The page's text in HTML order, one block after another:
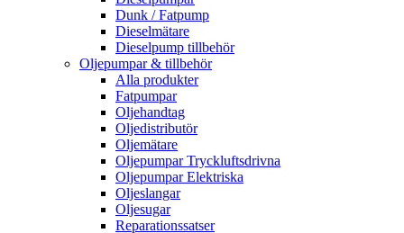
Dunk / Fatpump
Dieselmätare
Dieselpump tillbehör
Oljepumpar & tillbehör
Alla produkter
Fatpumpar
Oljehandtag
Oljedistributör
Oljemätare
Oljepumpar Tryckluftsdrivna
Oljepumpar Elektriska
Oljeslangar
Oljesugar
Reparationssatser